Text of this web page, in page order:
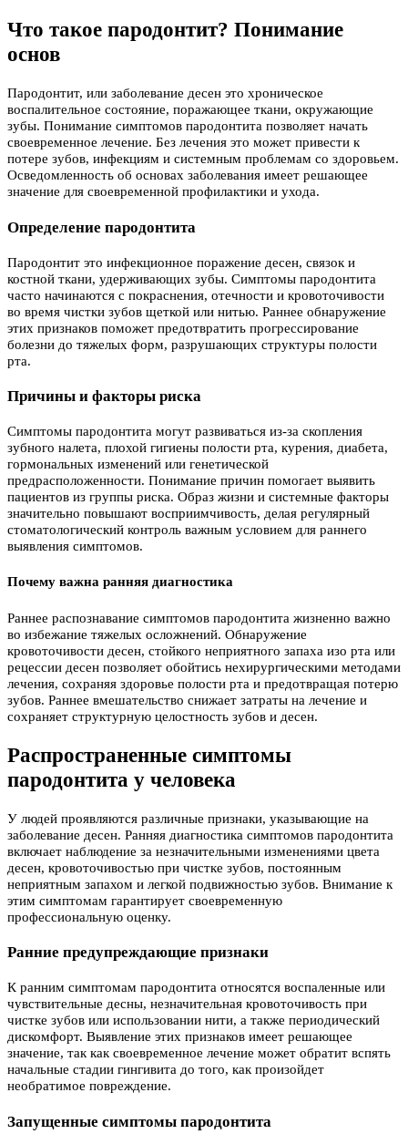
Что такое пародонтит? Понимание
основ
Пародонтит, или заболевание десен это хроническое
воспалительное состояние, поражающее ткани, окружающие
зубы. Понимание симптомов пародонтита позволяет начать
своевременное лечение. Без лечения это может привести к
потере зубов, инфекциям и системным проблемам со здоровьем.
Осведомленность об основах заболевания имеет решающее
значение для своевременной профилактики и ухода.
Oпределение пародонтита
Пародонтит это инфекционное поражение десен, связок и
костной ткани, удерживающих зубы. Симптомы пародонтита
часто начинаются с покраснения, отечности и кровоточивости
во время чистки зубов щеткой или нитью. Раннее обнаружение
этих признаков поможет предотвратить прогрессирование
болезни до тяжелых форм, разрушающих структуры полости
рта.
Причины и факторы риска
Симптомы пародонтита могут развиваться из-за скопления
зубного налета, плохой гигиены полости рта, курения, диабета,
гормональных изменений или генетической
предрасположенности. Понимание причин помогает выявить
пациентов из группы риска. Образ жизни и системные факторы
значительно повышают восприимчивость, делая регулярный
стоматологический контроль важным условием для раннего
выявления симптомов.
Почему важна ранняя диагностика
Раннее распознавание симптомов пародонтита жизненно важно
во избежание тяжелых осложнений. Обнаружение
кровоточивости десен, стойкого неприятного запаха изо рта или
рецессии десен позволяет обойтись нехирургическими методами
лечения, сохраняя здоровье полости рта и предотвращая потерю
зубов. Раннее вмешательство снижает затраты на лечение и
сохраняет структурную целостность зубов и десен.
Распространенные симптомы
пародонтита у человека
У людей проявляются различные признаки, указывающие на
заболевание десен. Ранняя диагностика симптомов пародонтита
включает наблюдение за незначительными изменениями цвета
десен, кровоточивостью при чистке зубов, постоянным
неприятным запахом и легкой подвижностью зубов. Внимание к
этим симптомам гарантирует своевременную
профессиональную оценку.
Ранние предупреждающие признаки
К ранним симптомам пародонтита относятся воспаленные или
чувствительные десны, незначительная кровоточивость при
чистке зубов или использовании нити, а также периодический
дискомфорт. Выявление этих признаков имеет решающее
значение, так как своевременное лечение может обратит вспять
начальные стадии гингивита до того, как произойдет
необратимое повреждение.
Запущенные симптомы пародонтита